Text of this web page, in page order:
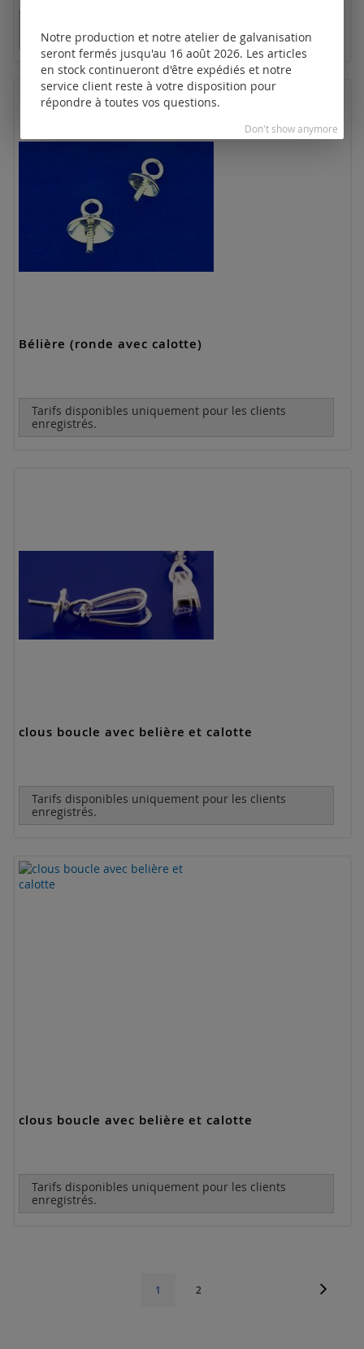
enregistrés.
Bélière (ronde avec calotte)
Tarifs disponibles uniquement pour les clients
enregistrés.
clous boucle avec belière et calotte
Tarifs disponibles uniquement pour les clients
enregistrés.
clous boucle avec belière et calotte
Tarifs disponibles uniquement pour les clients
enregistrés.
Vous
1 Page
2
Notre production et notre atelier de galvanisation
seront fermés jusqu'au 16 août 2026. Les articles
en stock continueront d'être expédiés et notre
service client reste à votre disposition pour
répondre à toutes vos questions.
Don't show anymore